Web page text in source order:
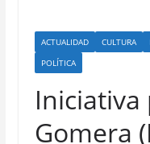
ACTUALIDAD CULTURA
POLÍTICA
Iniciativa
Gomera